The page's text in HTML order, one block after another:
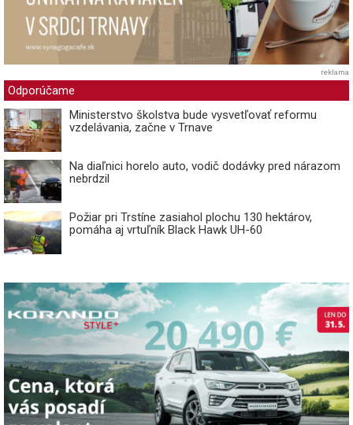
reklama
Odporúčame
Ministerstvo školstva bude vysvetľovať reformu
vzdelávania, začne v Trnave
Na diaľnici horelo auto, vodič dodávky pred nárazom
nebrdzil
Požiar pri Trstíne zasiahol plochu 130 hektárov,
pomáha aj vrtuľník Black Hawk UH-60